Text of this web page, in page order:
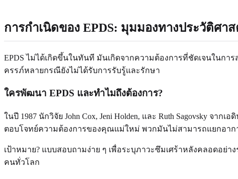
การกำเนิดของ EPDS: มุมมองทางประวัติศา
EPDS ไม่ได้เกิดขึ้นในทันที มันเกิดจากความต้องการที่ชัดเจนใน
ครรภ์หลายกรณียังไม่ได้รับการรับรู้และรักษา
ใครพัฒนา EPDS และทำไมถึงต้องการ?
ในปี 1987 นักวิจัย John Cox, Jeni Holden, และ Ruth Sagovsky จา
ตอบโจทย์ความต้องการของคุณแม่ใหม่ พวกมันไม่สามารถแยกอาก
เป้าหมาย? แบบสอบถามง่าย ๆ เพื่อระบุภาวะซึมเศร้าหลังคลอดอย่
คนทั่วโลก